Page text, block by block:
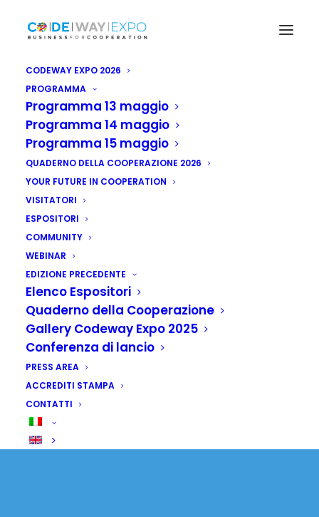
CODEWAY EXPO 2026
PROGRAMMA
Programma 13 maggio
Programma 14 maggio
Programma 15 maggio
QUADERNO DELLA COOPERAZIONE 2026
YOUR FUTURE IN COOPERATION
VISITATORI
ESPOSITORI
COMMUNITY
WEBINAR
EDIZIONE PRECEDENTE
Elenco Espositori
Quaderno della Cooperazione
Gallery Codeway Expo 2025
Conferenza di lancio
PRESS AREA
ACCREDITI STAMPA
CONTATTI